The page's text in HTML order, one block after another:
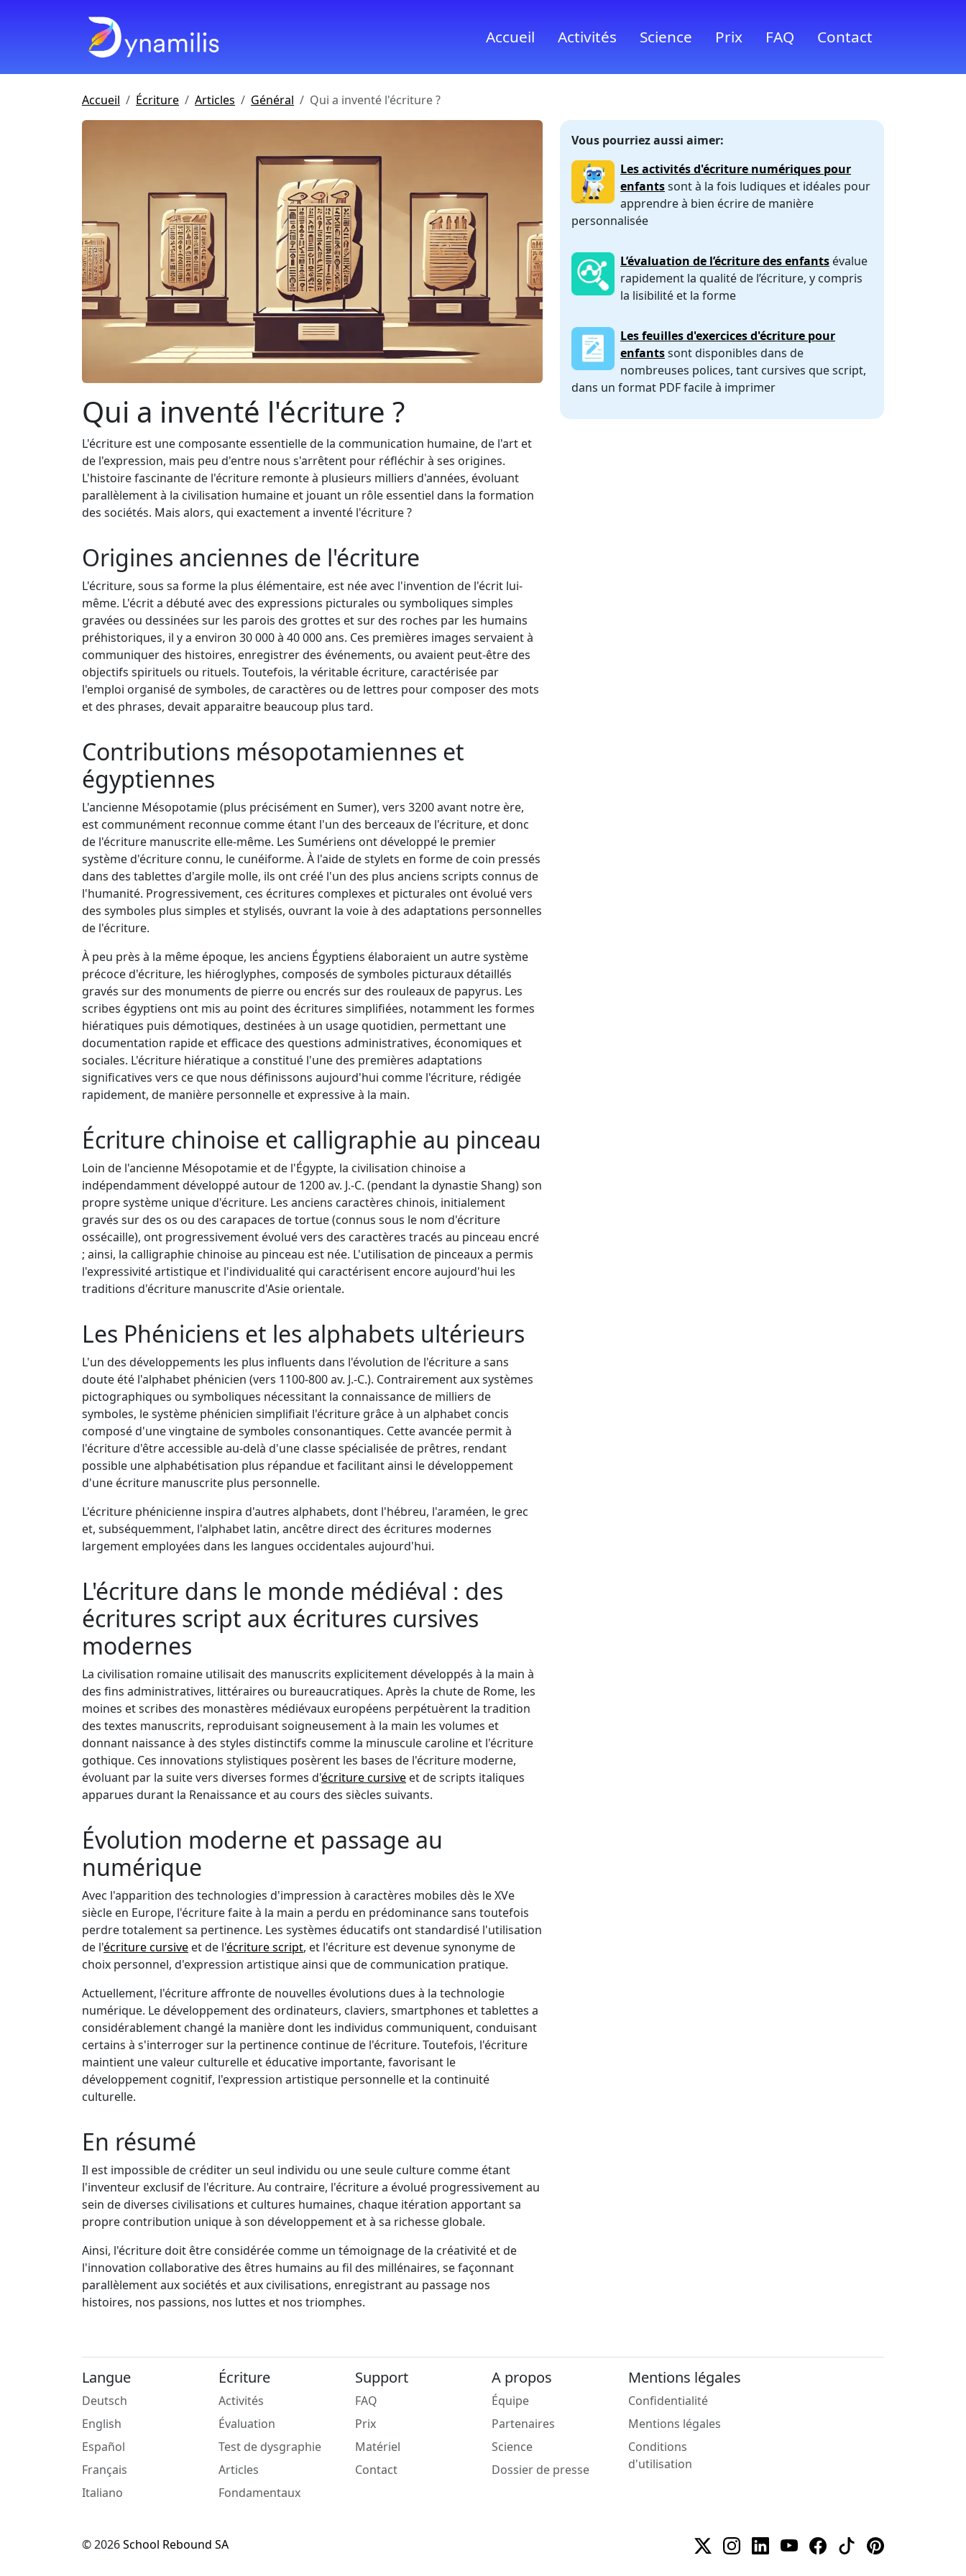
Accueil Activités Science Prix FAQ Contact
Accueil Écriture Articles Général Qui a inventé l'écriture ?
Qui a inventé l'écriture ?
L'écriture est une composante essentielle de la communication humaine, de l'art et
de l'expression, mais peu d'entre nous s'arrêtent pour réfléchir à ses origines.
L'histoire fascinante de l'écriture remonte à plusieurs milliers d'années, évoluant
parallèlement à la civilisation humaine et jouant un rôle essentiel dans la formation
des sociétés. Mais alors, qui exactement a inventé l'écriture ?
Origines anciennes de l'écriture
L'écriture, sous sa forme la plus élémentaire, est née avec l'invention de l'écrit lui-
même. L'écrit a débuté avec des expressions picturales ou symboliques simples
gravées ou dessinées sur les parois des grottes et sur des roches par les humains
préhistoriques, il y a environ 30 000 à 40 000 ans. Ces premières images servaient à
communiquer des histoires, enregistrer des événements, ou avaient peut-être des
objectifs spirituels ou rituels. Toutefois, la véritable écriture, caractérisée par
l'emploi organisé de symboles, de caractères ou de lettres pour composer des mots
et des phrases, devait apparaitre beaucoup plus tard.
Contributions mésopotamiennes et
égyptiennes
L'ancienne Mésopotamie (plus précisément en Sumer), vers 3200 avant notre ère,
est communément reconnue comme étant l'un des berceaux de l'écriture, et donc
de l'écriture manuscrite elle-même. Les Sumériens ont développé le premier
système d'écriture connu, le cunéiforme. À l'aide de stylets en forme de coin pressés
dans des tablettes d'argile molle, ils ont créé l'un des plus anciens scripts connus de
l'humanité. Progressivement, ces écritures complexes et picturales ont évolué vers
des symboles plus simples et stylisés, ouvrant la voie à des adaptations personnelles
de l'écriture.
À peu près à la même époque, les anciens Égyptiens élaboraient un autre système
précoce d'écriture, les hiéroglyphes, composés de symboles picturaux détaillés
gravés sur des monuments de pierre ou encrés sur des rouleaux de papyrus. Les
scribes égyptiens ont mis au point des écritures simplifiées, notamment les formes
hiératiques puis démotiques, destinées à un usage quotidien, permettant une
documentation rapide et efficace des questions administratives, économiques et
sociales. L'écriture hiératique a constitué l'une des premières adaptations
significatives vers ce que nous définissons aujourd'hui comme l'écriture, rédigée
rapidement, de manière personnelle et expressive à la main.
Écriture chinoise et calligraphie au pinceau
Loin de l'ancienne Mésopotamie et de l'Égypte, la civilisation chinoise a
indépendamment développé autour de 1200 av. J.-C. (pendant la dynastie Shang) son
propre système unique d'écriture. Les anciens caractères chinois, initialement
gravés sur des os ou des carapaces de tortue (connus sous le nom d'écriture
ossécaille), ont progressivement évolué vers des caractères tracés au pinceau encré
; ainsi, la calligraphie chinoise au pinceau est née. L'utilisation de pinceaux a permis
l'expressivité artistique et l'individualité qui caractérisent encore aujourd'hui les
traditions d'écriture manuscrite d'Asie orientale.
Les Phéniciens et les alphabets ultérieurs
L'un des développements les plus influents dans l'évolution de l'écriture a sans
doute été l'alphabet phénicien (vers 1100-800 av. J.-C.). Contrairement aux systèmes
pictographiques ou symboliques nécessitant la connaissance de milliers de
symboles, le système phénicien simplifiait l'écriture grâce à un alphabet concis
composé d'une vingtaine de symboles consonantiques. Cette avancée permit à
l'écriture d'être accessible au-delà d'une classe spécialisée de prêtres, rendant
possible une alphabétisation plus répandue et facilitant ainsi le développement
d'une écriture manuscrite plus personnelle.
L'écriture phénicienne inspira d'autres alphabets, dont l'hébreu, l'araméen, le grec
et, subséquemment, l'alphabet latin, ancêtre direct des écritures modernes
largement employées dans les langues occidentales aujourd'hui.
L'écriture dans le monde médiéval : des
écritures script aux écritures cursives
modernes
La civilisation romaine utilisait des manuscrits explicitement développés à la main à
des fins administratives, littéraires ou bureaucratiques. Après la chute de Rome, les
moines et scribes des monastères médiévaux européens perpétuèrent la tradition
des textes manuscrits, reproduisant soigneusement à la main les volumes et
donnant naissance à des styles distinctifs comme la minuscule caroline et l'écriture
gothique. Ces innovations stylistiques posèrent les bases de l'écriture moderne,
évoluant par la suite vers diverses formes d'écriture cursive et de scripts italiques
apparues durant la Renaissance et au cours des siècles suivants.
Évolution moderne et passage au
numérique
Avec l'apparition des technologies d'impression à caractères mobiles dès le XVe
siècle en Europe, l'écriture faite à la main a perdu en prédominance sans toutefois
perdre totalement sa pertinence. Les systèmes éducatifs ont standardisé l'utilisation
de l'écriture cursive et de l'écriture script, et l'écriture est devenue synonyme de
choix personnel, d'expression artistique ainsi que de communication pratique.
Actuellement, l'écriture affronte de nouvelles évolutions dues à la technologie
numérique. Le développement des ordinateurs, claviers, smartphones et tablettes a
considérablement changé la manière dont les individus communiquent, conduisant
certains à s'interroger sur la pertinence continue de l'écriture. Toutefois, l'écriture
maintient une valeur culturelle et éducative importante, favorisant le
développement cognitif, l'expression artistique personnelle et la continuité
culturelle.
En résumé
Il est impossible de créditer un seul individu ou une seule culture comme étant
l'inventeur exclusif de l'écriture. Au contraire, l'écriture a évolué progressivement au
sein de diverses civilisations et cultures humaines, chaque itération apportant sa
propre contribution unique à son développement et à sa richesse globale.
Ainsi, l'écriture doit être considérée comme un témoignage de la créativité et de
l'innovation collaborative des êtres humains au fil des millénaires, se façonnant
parallèlement aux sociétés et aux civilisations, enregistrant au passage nos
histoires, nos passions, nos luttes et nos triomphes.
Vous pourriez aussi aimer:
Les activités d'écriture numériques pour
enfantssont à la fois ludiques et idéales pour
apprendre à bien écrire de manière
personnalisée
L’évaluation de l’écriture des enfants évalue
rapidement la qualité de l’écriture, y compris
la lisibilité et la forme
Les feuilles d'exercices d'écriture pour
enfantssont disponibles dans de
nombreuses polices, tant cursives que script,
dans un format PDF facile à imprimer
Langue
Deutsch
English
Español
Français
Italiano
Écriture
Activités
Évaluation
Test de dysgraphie
Articles
Fondamentaux
Support
FAQ
Prix
Matériel
Contact
A propos
Équipe
Partenaires
Science
Dossier de presse
Mentions légales
Confidentialité
Mentions légales
Conditions
d'utilisation
© 2026School Rebound SA